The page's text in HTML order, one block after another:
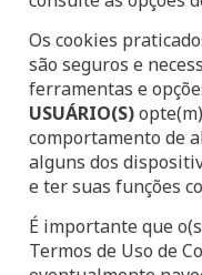
Os cookies
são seguros e
ferramentas e
USUÁRIO(S)
comportamento de
alguns dos
e ter suas funções
É importante que
Termos de Uso de